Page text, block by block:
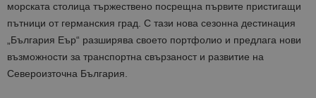
морската столица тържествено посрещна първите пристигащи
пътници от германския град. С тази нова сезонна дестинация
„България Еър“ разширява своето портфолио и предлага нови
възможности за транспортна свързаност и развитие на
Североизточна България.